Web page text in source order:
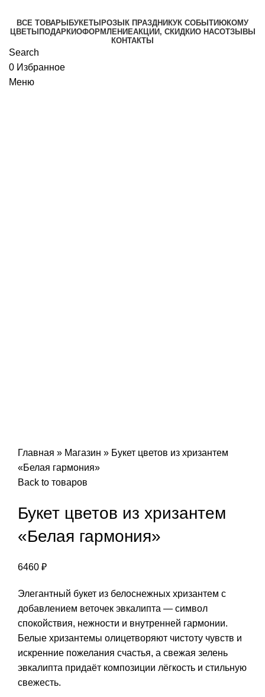
ВСЕ ТОВАРЫ БУКЕТЫ РОЗЫ К ПРАЗДНИКУК СОБЫТИЮКОМУ
ЦВЕТЫ ПОДАРКИОФОРМЛЕНИЕАКЦИИ, СКИДКИО НАСОТЗЫВЫ
КОНТАКТЫ
Search
0 Избранное
Меню
Главная » Магазин » Букет цветов из хризантем
«Белая гармония»
Back to товаров
Букет цветов из хризантем
«Белая гармония»
6460 ₽
Элегантный букет из белоснежных хризантем с
добавлением веточек эвкалипта — символ
спокойствия, нежности и внутренней гармонии.
Белые хризантемы олицетворяют чистоту чувств и
искренние пожелания счастья, а свежая зелень
эвкалипта придаёт композиции лёгкость и стильную
свежесть.